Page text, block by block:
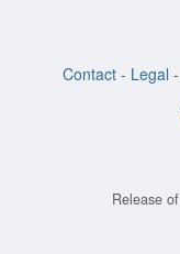
Contact - Legal -
Release of